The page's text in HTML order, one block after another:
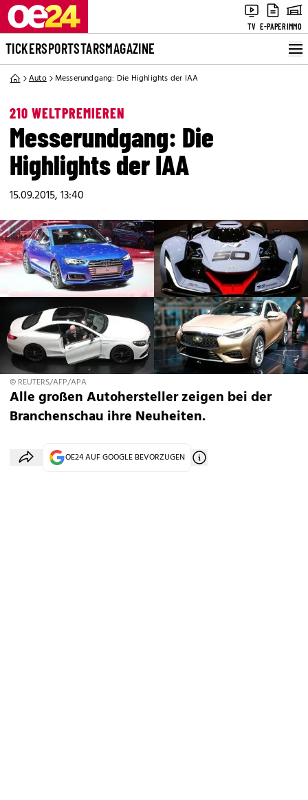
TV E-PAPERIMMO
TICKERSPORTSTARSMAGAZINE
Auto Messerundgang: Die Highlights der IAA
210 WELTPREMIEREN
Messerundgang: Die
Highlights der IAA
15.09.2015, 13:40
© REUTERS/AFP/APA
Alle großen Autohersteller zeigen bei der
Branchenschau ihre Neuheiten.
OE24 AUF GOOGLE BEVORZUGEN